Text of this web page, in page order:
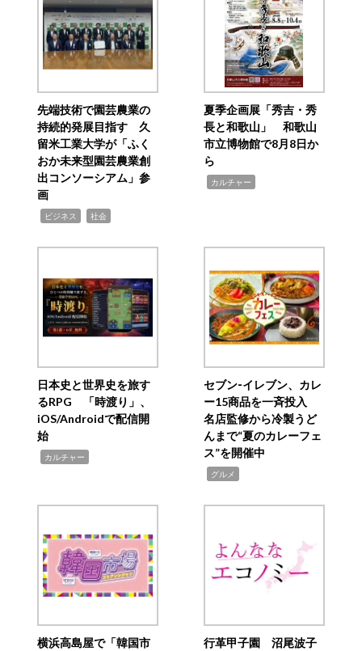
先端技術で園芸農業の
持続的発展目指す 久
留米工業大学が「ふく
おか未来型園芸農業創
出コンソーシアム」参
画
ビジネス 社会
夏季企画展「秀吉・秀
長と和歌山」 和歌山
市立博物館で8月8日か
ら
カルチャー
日本史と世界史を旅す
るRPG 「時渡り」、
iOS/Androidで配信開
始
カルチャー
セブン‐イレブン、カレ
ー15商品を一斉投入
名店監修から冷製うど
んまで“夏のカレーフェ
ス”を開催中
グルメ
横浜高島屋で「韓国市
行革甲子園 沼尾波子